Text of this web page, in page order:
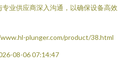
业供应商深入沟通，以确保设备高
plunger.com/product/38.html
08-06 07:14:47